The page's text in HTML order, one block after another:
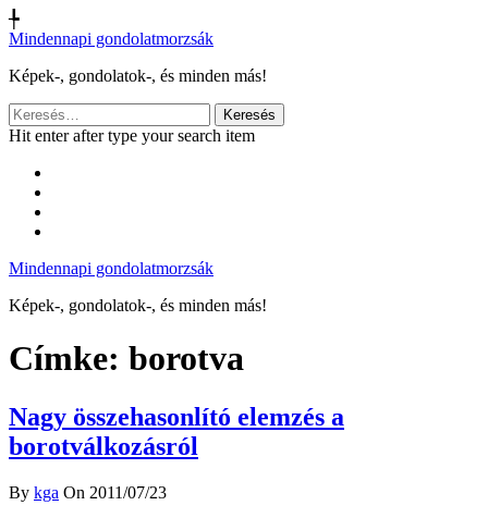
╄
Mindennapi gondolatmorzsák
Képek-, gondolatok-, és minden más!
Keresés:
Hit enter after type your search item
Mindennapi gondolatmorzsák
Képek-, gondolatok-, és minden más!
Címke: borotva
Nagy összehasonlító elemzés a
borotválkozásról
By kga On 2011/07/23